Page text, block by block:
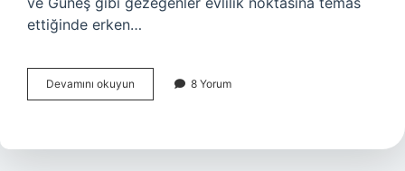
ettiğinde erken…
Devamını okuyun
Evlilik
Belli
8 Yorum